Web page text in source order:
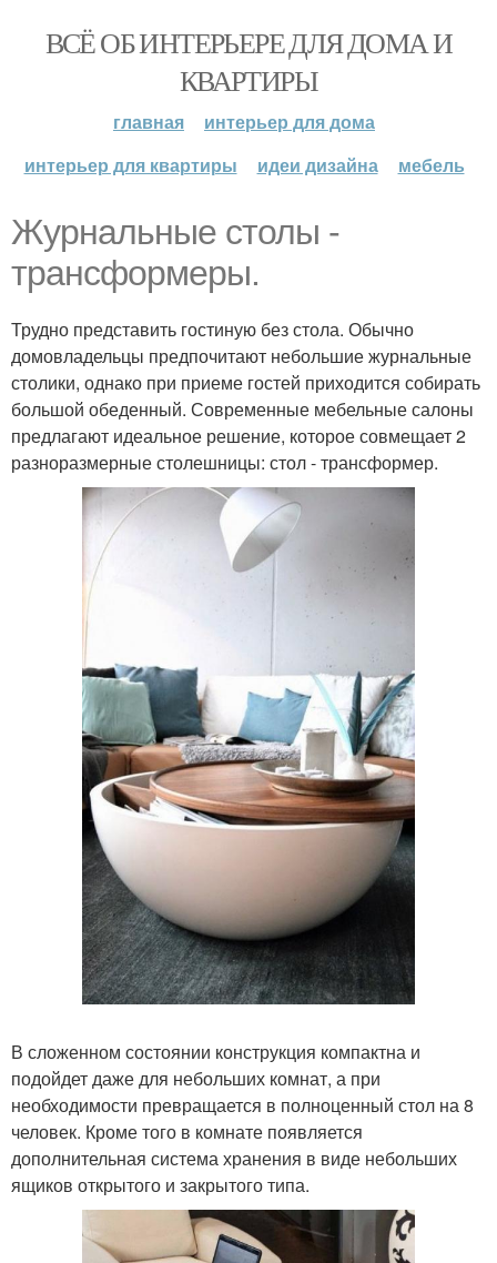
ВСЁ ОБ ИНТЕРЬЕРЕ ДЛЯ ДОМА И
КВАРТИРЫ
главная
интерьер для дома
интерьер для квартиры
идеи дизайна мебель
Журнальные столы -
трансформеры.
Трудно представить гостиную без стола. Обычно
домовладельцы предпочитают небольшие журнальные
столики, однако при приеме гостей приходится собирать
большой обеденный. Современные мебельные салоны
предлагают идеальное решение, которое совмещает 2
разноразмерные столешницы: стол - трансформер.
В сложенном состоянии конструкция компактна и
подойдет даже для небольших комнат, а при
необходимости превращается в полноценный стол на 8
человек. Кроме того в комнате появляется
дополнительная система хранения в виде небольших
ящиков открытого и закрытого типа.